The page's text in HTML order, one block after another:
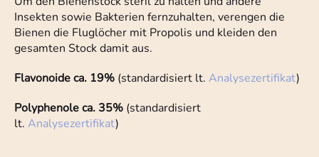
Insekten sowie Bakterien fernzuhalten, verengen die
Bienen die Fluglöcher mit Propolis und kleiden den
gesamten Stock damit aus.
Flavonoide ca. 19% (standardisiert lt. Analysezertifikat)
Polyphenole ca. 35% (standardisiert
lt. Analysezertifikat)